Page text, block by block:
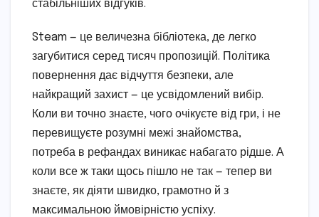
стабільніших відгуків.
Steam — це величезна бібліотека, де легко
загубитися серед тисяч пропозицій. Політика
повернення дає відчуття безпеки, але
найкращий захист — це усвідомлений вибір.
Коли ви точно знаєте, чого очікуєте від гри, і не
перевищуєте розумні межі знайомства,
потреба в рефандах виникає набагато рідше. А
коли все ж таки щось пішло не так — тепер ви
знаєте, як діяти швидко, грамотно й з
максимальною ймовірністю успіху.